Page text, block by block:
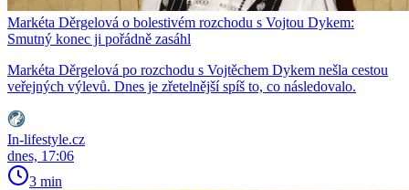
Markéta Děrgelová o bolestivém rozchodu s Vojtou Dykem:
Smutný konec ji pořádně zasáhl
Markéta Děrgelová po rozchodu s Vojtěchem Dykem nešla cestou
veřejných výlevů. Dnes je zřetelnější spíš to, co následovalo.
In-lifestyle.cz
dnes, 17:06
3 min